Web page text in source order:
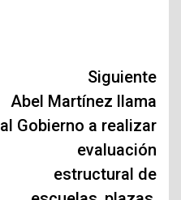
Siguiente
Abel Martínez llama
al Gobierno a realizar
evaluación
estructural de